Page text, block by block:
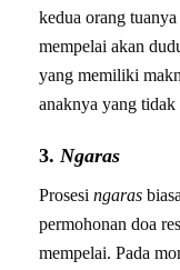
kedua orang
mempelai akan
yang memiliki
anaknya yang tidak
3. Ngaras
Prosesi ngaras
permohonan doa
mempelai. Pada